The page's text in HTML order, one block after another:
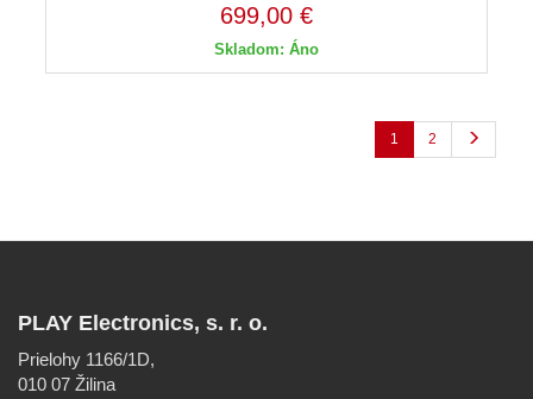
699,00 €
Skladom: Áno
1 2
PLAY Electronics, s. r. o.
Prielohy 1166/1D,
010 07 Žilina